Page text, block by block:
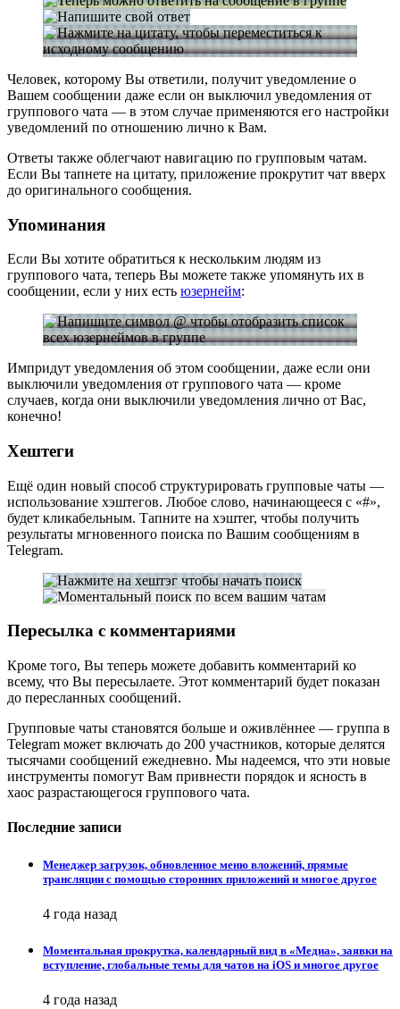
Человек, которому Вы ответили, получит уведомление о
Вашем сообщении даже если он выключил уведомления от
группового чата — в этом случае применяются его настройки
уведомлений по отношению лично к Вам.
Ответы также облегчают навигацию по групповым чатам.
Если Вы тапнете на цитату, приложение прокрутит чат вверх
до оригинального сообщения.
Упоминания
Если Вы хотите обратиться к нескольким людям из
группового чата, теперь Вы можете также упомянуть их в
сообщении, если у них есть юзернейм:
Импридут уведомления об этом сообщении, даже если они
выключили уведомления от группового чата — кроме
случаев, когда они выключили уведомления лично от Вас,
конечно!
Хештеги
Ещё один новый способ структурировать групповые чаты —
использование хэштегов. Любое слово, начинающееся с «#»,
будет кликабельным. Тапните на хэштег, чтобы получить
результаты мгновенного поиска по Вашим сообщениям в
Telegram.
Пересылка с комментариями
Кроме того, Вы теперь можете добавить комментарий ко
всему, что Вы пересылаете. Этот комментарий будет показан
до пересланных сообщений.
Групповые чаты становятся больше и оживлённее — группа в
Telegram может включать до 200 участников, которые делятся
тысячами сообщений ежедневно. Мы надеемся, что эти новые
инструменты помогут Вам привнести порядок и ясность в
хаос разрастающегося группового чата.
Последние записи
Менеджер загрузок, обновленное меню вложений, прямые
трансляции с помощью сторонних приложений и многое другое
4 года назад
Моментальная прокрутка, календарный вид в «Медиа», заявки на
вступление, глобальные темы для чатов на iOS и многое другое
4 года назад